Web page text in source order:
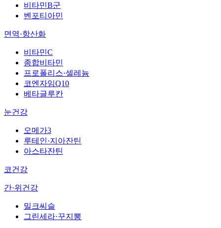
비타민B군
벤포티아민
면역·항산화
비타민C
종합비타민
프로폴리스·셀레늄
코엔자임Q10
베타글루칸
눈건강
오메가3
루테인·지아잔틴
아스타잔틴
코건강
간·위건강
밀크씨슬
그린세라·꾸지뽕